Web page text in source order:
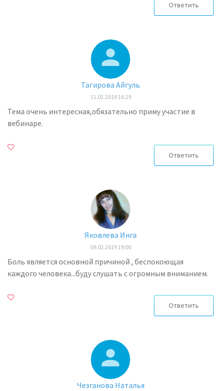
Ответить
Тагирова Айгуль
11.02.2019 16:29
Тема очень интересная,обязательно приму участие в
вебинаре.
Ответить
Яковлева Инга
09.02.2019 19:00
Боль является основной причиной , беспокоющая
каждого человека...буду слушать с огромным вниманием.
Ответить
Чезганова Наталья